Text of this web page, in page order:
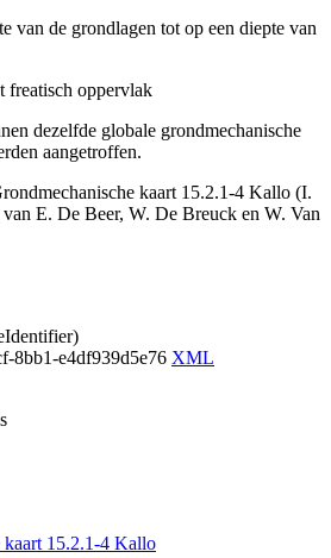
van de grondlagen tot op een diepte van
freatisch oppervlak
dezelfde globale grondmechanische
aangetroffen.
kaart 15.2.1-4 Kallo (I.
E. De Beer, W. De Breuck en W. Van
8bb1-e4df939d5e76 XML
kaart 15.2.1-4 Kallo